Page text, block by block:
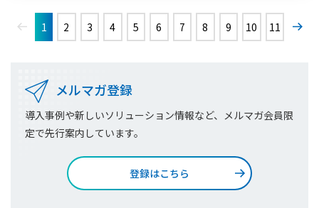
1 2 3 4 5 6 7 8 9 10 11
メルマガ登録
導入事例や新しいソリューション情報など、メルマガ会員限
定で先行案内しています。
登録はこちら